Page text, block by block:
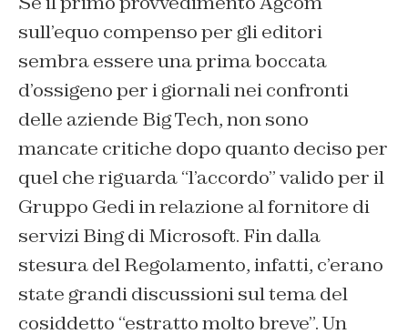
sull’equo compenso per gli editori
sembra essere una prima boccata
d’ossigeno per i giornali nei confronti
delle aziende Big Tech, non sono
mancate critiche dopo quanto deciso per
quel che riguarda “l’accordo” valido per il
Gruppo Gedi in relazione al fornitore di
servizi Bing di Microsoft. Fin dalla
stesura del Regolamento, infatti, c’erano
state grandi discussioni sul tema del
cosiddetto “estratto molto breve”. Un